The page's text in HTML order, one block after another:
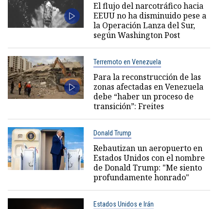
El flujo del narcotráfico hacia
EEUU no ha disminuido pese a
la Operación Lanza del Sur,
según Washington Post
Terremoto en Venezuela
Para la reconstrucción de las
zonas afectadas en Venezuela
debe “haber un proceso de
transición”: Freites
Donald Trump
Rebautizan un aeropuerto en
Estados Unidos con el nombre
de Donald Trump: "Me siento
profundamente honrado"
Estados Unidos e Irán